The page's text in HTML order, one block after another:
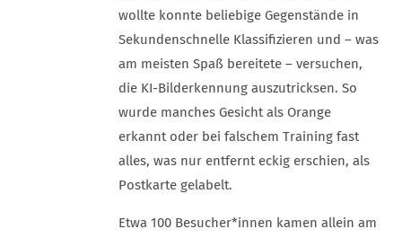
wollte konnte beliebige Gegenstände in
Sekundenschnelle Klassifizieren und – was
am meisten Spaß bereitete – versuchen,
die KI-Bilderkennung auszutricksen. So
wurde manches Gesicht als Orange
erkannt oder bei falschem Training fast
alles, was nur entfernt eckig erschien, als
Postkarte gelabelt.
Etwa 100 Besucher*innen kamen allein am